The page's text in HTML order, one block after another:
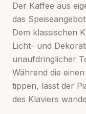
Der Kaffee aus
das
Dem klassischen
Licht- und
unaufdringlicher
Während die
tippen, lässt der
des Klaviers